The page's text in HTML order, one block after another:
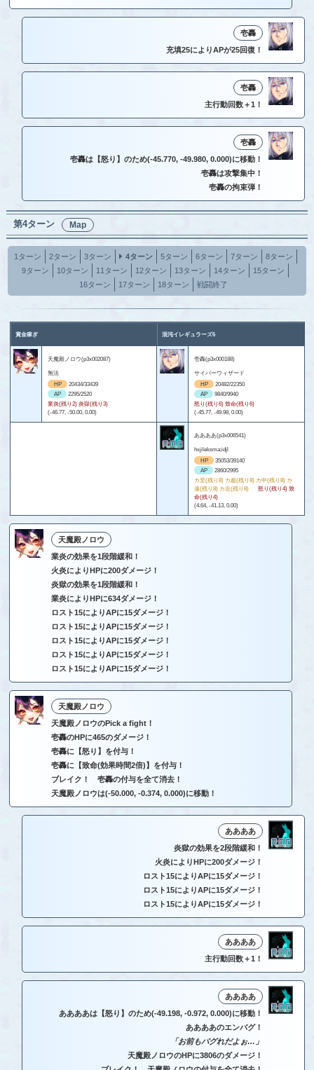
壱轟
充填25によりAPが25回復！
壱轟
主行動回数＋1！
壱轟
壱轟は【怒り】のため(-45.770, -49.980, 0.000)に移動！
壱轟は攻撃集中！
壱轟の拘束弾！
第4ターン Map
1ターン 2ターン 3ターン 4ターン 5ターン 6ターン 7ターン
8ターン
9ターン
10ターン 11ターン 12ターン 13ターン 14ターン
15ターン
16ターン
17ターン 18ターン 戦闘終了
賞金稼ぎ 混沌イレギュラーズ6
天魔殿ノロウ(p3x002087)
無法
HP
20434/33439
AP
2295/2520
業炎(残り2) 炎獄(残り3)
(-46.77, -50.00, 0.00)
壱轟(p3x000188)
サイバーウィザード
HP
20482/22350
AP
9840/9940
怒り(残り6) 致命(残り6)
(-45.77, -49.98, 0.00)
ああああ(p3x006541)
hxjileksma;idjl
HP
35053/39140
AP
2860/2995
カ至(残り8) カ超(残り8) カ中(残り8) カ
遠(残り8) カ近(残り8)
怒り(残り4) 致
命(残り4)
(4.64, -41.13, 0.00)
天魔殿ノロウ
業炎の効果を1段階緩和！
火炎によりHPに200ダメージ！
炎獄の効果を1段階緩和！
業炎によりHPに634ダメージ！
ロスト15によりAPに15ダメージ！
ロスト15によりAPに15ダメージ！
ロスト15によりAPに15ダメージ！
ロスト15によりAPに15ダメージ！
ロスト15によりAPに15ダメージ！
天魔殿ノロウ
天魔殿ノロウのPick a fight！
壱轟のHPに465のダメージ！
壱轟に【怒り】を付与！
壱轟に【致命(効果時間2倍)】を付与！
ブレイク！ 壱轟の付与を全て消去！
天魔殿ノロウは(-50.000, -0.374, 0.000)に移動！
ああああ
炎獄の効果を2段階緩和！
火炎によりHPに200ダメージ！
ロスト15によりAPに15ダメージ！
ロスト15によりAPに15ダメージ！
ロスト15によりAPに15ダメージ！
ああああ
主行動回数＋1！
ああああ
ああああは【怒り】のため(-49.198, -0.972, 0.000)に移動！
ああああのエンバグ！
「お前もバグれだよぉ…」
天魔殿ノロウのHPに3806のダメージ！